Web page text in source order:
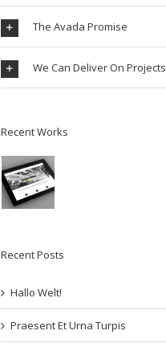
The Avada Promise
We Can Deliver On Projects
Recent Works
Recent Posts
Hallo Welt!
Praesent Et Urna Turpis